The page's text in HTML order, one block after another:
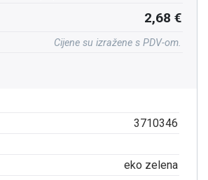
3710346
eko zelena
2,68 €
Cijene su izražene s PDV-om.